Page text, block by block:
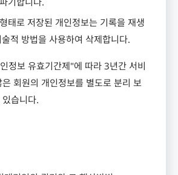
태로 저장된 개인정보는 기록을 재생
적 방법을 사용하여 삭제합니다.
정보 유효기간제"에 따라 3년간 서비
회원의 개인정보를 별도로 분리 보
습니다.